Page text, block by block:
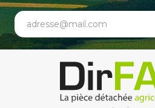
adresse@mail.com